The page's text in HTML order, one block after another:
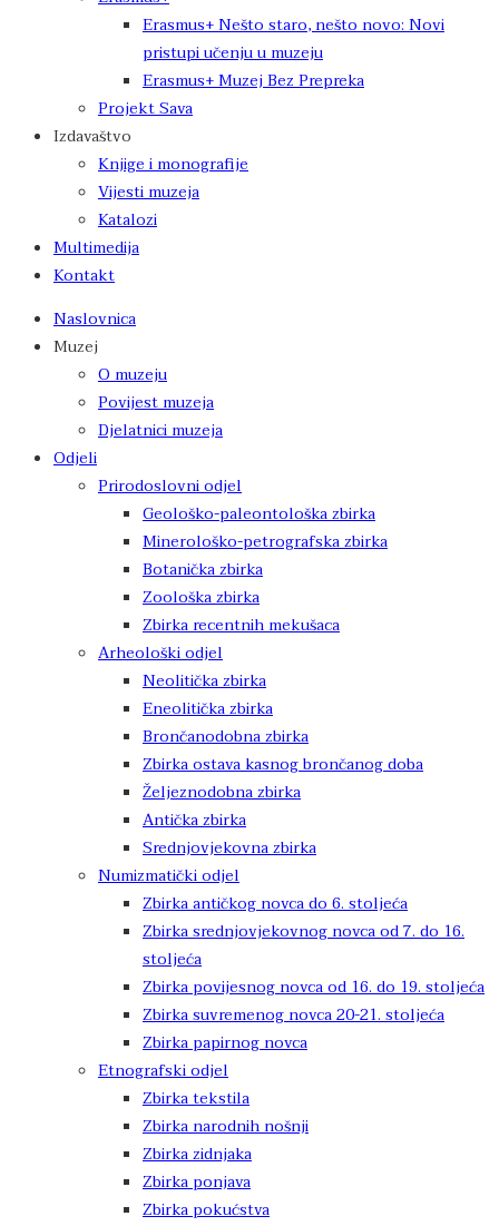
Erasmus+ Nešto staro, nešto novo: Novi
pristupi učenju u muzeju
Erasmus+ Muzej Bez Prepreka
Projekt Sava
Izdavaštvo
Knjige i monografije
Vijesti muzeja
Katalozi
Multimedija
Kontakt
Naslovnica
Muzej
O muzeju
Povijest muzeja
Djelatnici muzeja
Odjeli
Prirodoslovni odjel
Geološko-paleontološka zbirka
Minerološko-petrografska zbirka
Botanička zbirka
Zoološka zbirka
Zbirka recentnih mekušaca
Arheološki odjel
Neolitička zbirka
Eneolitička zbirka
Brončanodobna zbirka
Zbirka ostava kasnog brončanog doba
Željeznodobna zbirka
Antička zbirka
Srednjovjekovna zbirka
Numizmatički odjel
Zbirka antičkog novca do 6. stoljeća
Zbirka srednjovjekovnog novca od 7. do 16.
stoljeća
Zbirka povijesnog novca od 16. do 19. stoljeća
Zbirka suvremenog novca 20-21. stoljeća
Zbirka papirnog novca
Etnografski odjel
Zbirka tekstila
Zbirka narodnih nošnji
Zbirka zidnjaka
Zbirka ponjava
Zbirka pokućstva